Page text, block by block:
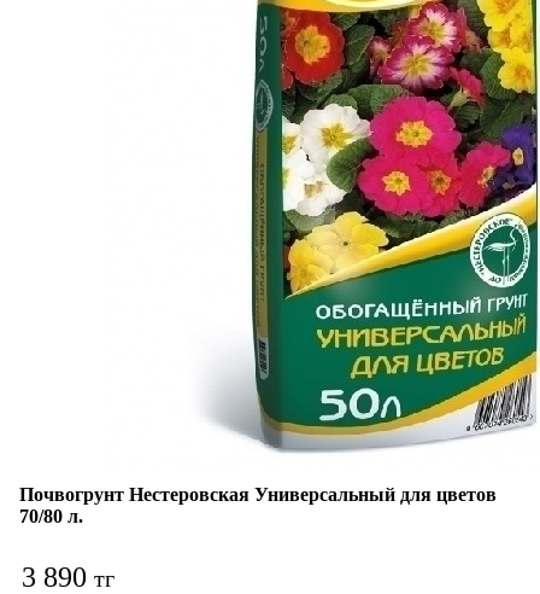
Почвогрунт Нестеровская Универсальный для цветов
70/80 л.
3 890 тг